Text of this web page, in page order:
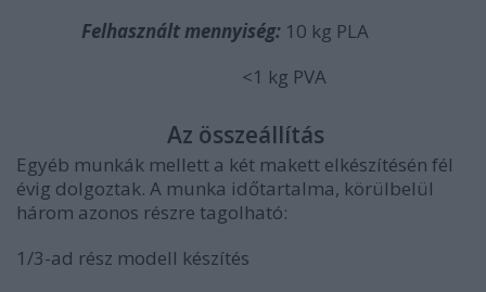
Felhasznált mennyiség: 10 kg PLA
<1 kg PVA
Az összeállítás
Egyéb munkák mellett a két makett elkészítésén fél
évig dolgoztak. A munka időtartalma, körülbelül
három azonos részre tagolható:
1/3-ad rész modell készítés